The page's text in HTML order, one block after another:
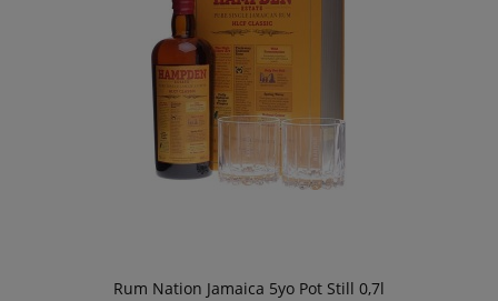
Rum Nation Jamaica 5yo Pot Still 0,7l